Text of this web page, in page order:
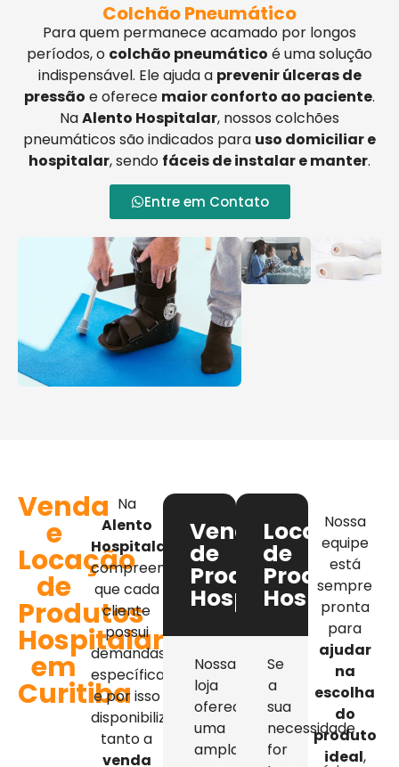
Colchão Pneumático
Para quem permanece acamado por longos
períodos, o colchão pneumático é uma solução
indispensável. Ele ajuda a prevenir úlceras de
pressão e oferece maior conforto ao paciente.
NaAlento Hospitalar, nossos colchões
pneumáticos são indicados para uso domiciliar e
hospitalar, sendo fáceis de instalar e manter.
Entre em Contato
Venda
e
Locação
de
Produtos
Hospitalares
em
Curitiba
Na
Alento
Hospitalar
compreendemos
que cada
cliente
possui
demandas
específicas,
e por isso
disponibilizamos
tanto a
venda
Venda
de
Produtos
Hospitalares
Nossa
loja
oferece
uma
ampla
Locação
de
Produtos
Se
a
sua
necessidade
for
Nossa
equipe
está
sempre
pronta
para
ajudar
na
escolha
do
produto
ideal,